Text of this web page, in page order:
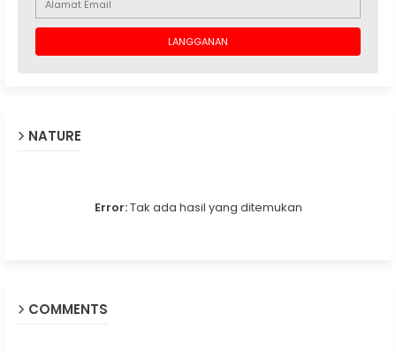
NATURE
Error:Tak ada hasil yang ditemukan
COMMENTS